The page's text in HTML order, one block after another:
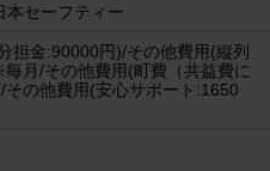
セーフティー
担金:90000円)/その他費用(縦列
月/その他費用(町費（共益費に
の他費用(安心サポート:1650